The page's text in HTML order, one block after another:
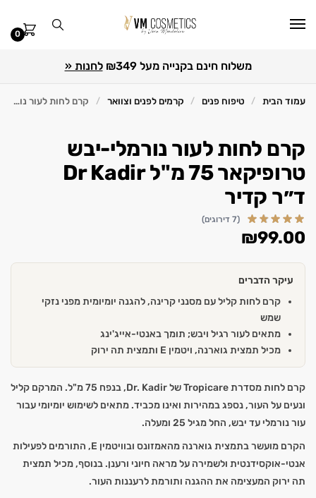
0
משלוח חינם בקנייה מעל ₪349 לחנות «
עמוד הבית / טיפוח פנים / קרמים לפנים וצוואר / קרם לחות לעור נורמלי-יבש טרופיקאר 75 מ"ל Dr Kadir ד״ר קדיר
קרם לחות לעור נורמלי-יבש
טרופיקאר 75 מ"ל Dr Kadir
ד״ר קדיר
(7 דירוגים)
₪99.00
עיקר הדברים
קרם לחות קליל עם מסנני קרינה, להגנה יומיומית מפני נזקי
שמש
מתאים לעור רגיל ויבש; תומך באנטי-אייג'ינג
מכיל תמצית גוארנה, ויטמין E ותמצית תה ירוק
קרם לחות מסדרת Tropicare של Dr. Kadir, בנפח 75 מ"ל. המרקם קליל
ונעים על העור, נספג במהירות ואינו מכביד. מתאים לשימוש יומיומי עבור
עור נורמלי עד יבש, החל מגיל 25 ומעלה.
הקרם מועשר בתמצית גוארנה מהאמזונס ובוויטמין E, התורמים לפעילות
אנטי-אוקסידנטית ולשמירה על מראה חיוני ורענן. בנוסף, מכיל תמצית
תה ירוק המעצימה את ההגנה ותורמת לרעננות העור.